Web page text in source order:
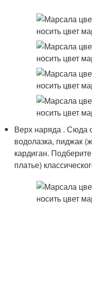
Верх наряда . Сюда
водолазка, пиджак
кардиган.
платье)